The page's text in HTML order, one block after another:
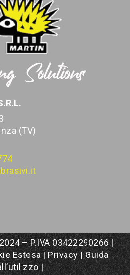
(TV)
– P.IVA 03422290266 |
Estesa|Privacy|Guida
|